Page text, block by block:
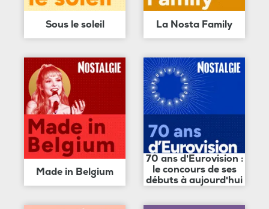
Sous le soleil La Nosta Family
Made in Belgium
70 ans d'Eurovision :
le concours de ses
débuts à aujourd'hui